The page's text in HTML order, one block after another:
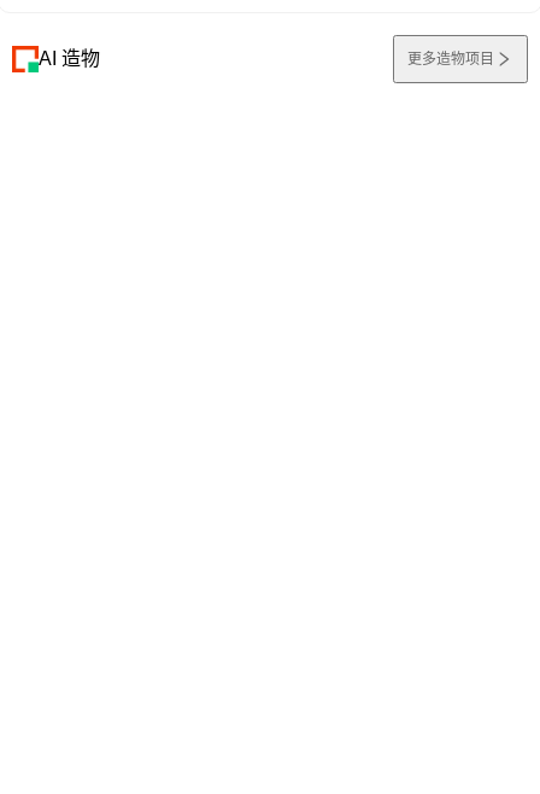
AI 造物 更多造物项目